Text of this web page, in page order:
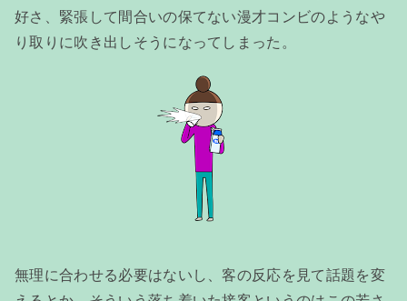
好さ、緊張して間合いの保てない漫才コンビのようなや
り取りに吹き出しそうになってしまった。
無理に合わせる必要はないし、客の反応を見て話題を変